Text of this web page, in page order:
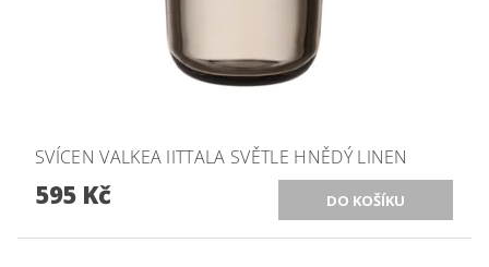
SVÍCEN VALKEA IITTALA SVĚTLE HNĚDÝ LINEN
595 Kč